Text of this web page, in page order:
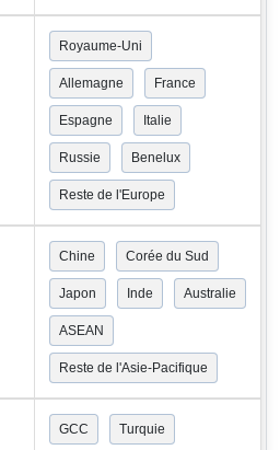
Royaume-Uni
Allemagne France
Espagne Italie
Russie Benelux
Reste de l'Europe
Chine Corée du Sud
Japon Inde Australie
ASEAN
Reste de l'Asie-Pacifique
GCC Turquie